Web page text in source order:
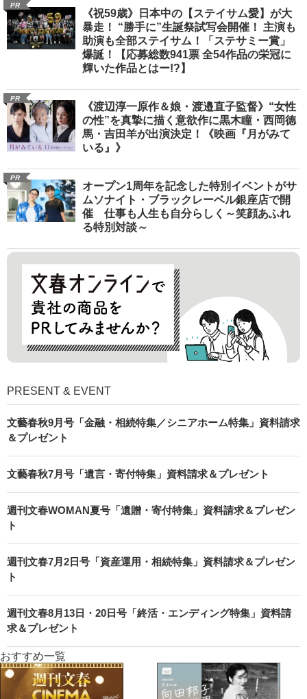
PR
《祝59歳》日本中の【ステイサム愛】が大
暴走！ “勝手に”生誕祭試写会開催！ 主演も
助演も全部ステイサム！「ステサミー賞」
爆誕！【応募総数941票 全54作品の栄冠に
輝いた作品とはー!?】
PR
《渡辺淳一原作＆娘・渡邉直子監督》“女性
の性”を真摯に描く意欲作に黒木瞳・西岡德
馬・吉田羊が出演決定！《映画『月がみて
いる』》
PR
オープン1周年を記念した特別イベントがサ
ムソナイト・ブラックレーベル銀座店で開
催 仕事も人生も自分らしく～笑顔あふれ
る特別対談～
PRESENT & EVENT
文藝春秋9月号「金融・相続特集／シニアホーム特集」資料請求
＆プレゼント
文藝春秋7月号「遺言・寄付特集」資料請求＆プレゼント
週刊文春WOMAN夏号「遺贈・寄付特集」資料請求＆プレゼン
ト
週刊文春7月2日号「資産運用・相続特集」資料請求＆プレゼン
ト
週刊文春8月13日・20日号「終活・エンディング特集」資料請
求＆プレゼント
おすすめ一覧